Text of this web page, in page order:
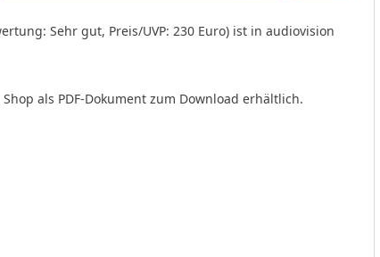
Sehr gut, Preis/UVP: 230 Euro) ist in audiovision
als PDF-Dokument zum Download erhältlich.